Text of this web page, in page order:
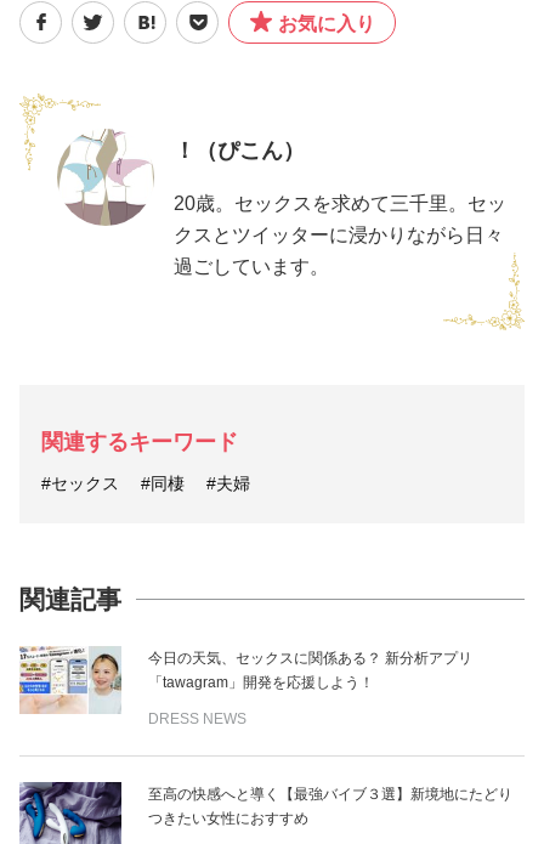
お気に入り
！（ぴこん）
20歳。セックスを求めて三千里。セッ
クスとツイッターに浸かりながら日々
過ごしています。
関連するキーワード
#セックス #同棲 #夫婦
関連記事
今日の天気、セックスに関係ある？ 新分析アプリ
「tawagram」開発を応援しよう！
DRESS NEWS
至高の快感へと導く【最強バイブ３選】新境地にたどり
つきたい女性におすすめ